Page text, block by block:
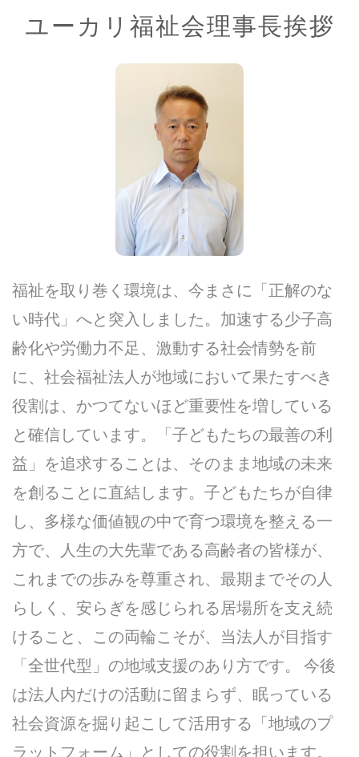
ユーカリ福祉会理事長挨拶
福祉を取り巻く環境は、今まさに「正解のな
い時代」へと突入しました。加速する少子高
齢化や労働力不足、激動する社会情勢を前
に、社会福祉法人が地域において果たすべき
役割は、かつてないほど重要性を増している
と確信しています。「子どもたちの最善の利
益」を追求することは、そのまま地域の未来
を創ることに直結します。子どもたちが自律
し、多様な価値観の中で育つ環境を整える一
方で、人生の大先輩である高齢者の皆様が、
これまでの歩みを尊重され、最期までその人
らしく、安らぎを感じられる居場所を支え続
けること、この両輪こそが、当法人が目指す
「全世代型」の地域支援のあり方です。 今後
は法人内だけの活動に留まらず、眠っている
社会資源を掘り起こして活用する「地域のプ
ラットフォーム」としての役割を担います。